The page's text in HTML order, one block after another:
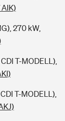
270 kW,
T-MODELL),
T-MODELL),